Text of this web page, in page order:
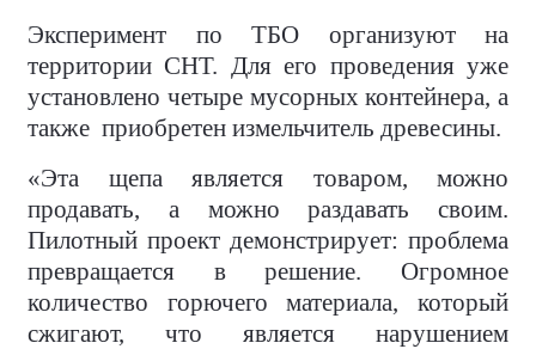
Эксперимент по ТБО организуют на
территории СНТ. Для его проведения уже
установлено четыре мусорных контейнера, а
также приобретен измельчитель древесины.
«Эта щепа является товаром, можно
продавать, а можно раздавать своим.
Пилотный проект демонстрирует: проблема
превращается в решение. Огромное
количество горючего материала, который
сжигают, что является нарушением